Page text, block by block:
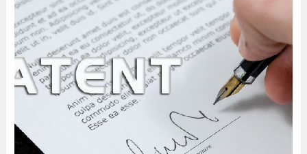
制造或应